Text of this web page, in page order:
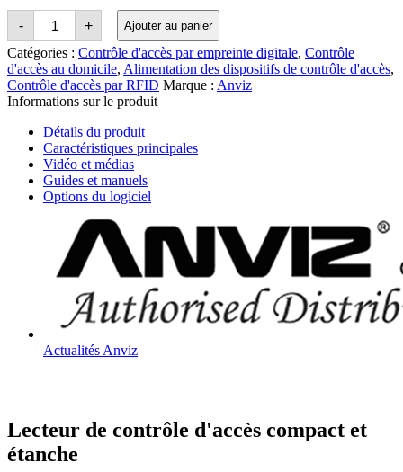
-
Quantité
Anviz
M3
Outdoor
Mifare
Access
Controller
+ Ajouter au panier
Catégories : Contrôle d'accès par empreinte digitale, Contrôle
d'accès au domicile, Alimentation des dispositifs de contrôle d'accès,
Contrôle d'accès par RFID Marque : Anviz
Informations sur le produit
Détails du produit
Caractéristiques principales
Vidéo et médias
Guides et manuels
Options du logiciel
Actualités Anviz
Lecteur de contrôle d'accès compact et
étanche